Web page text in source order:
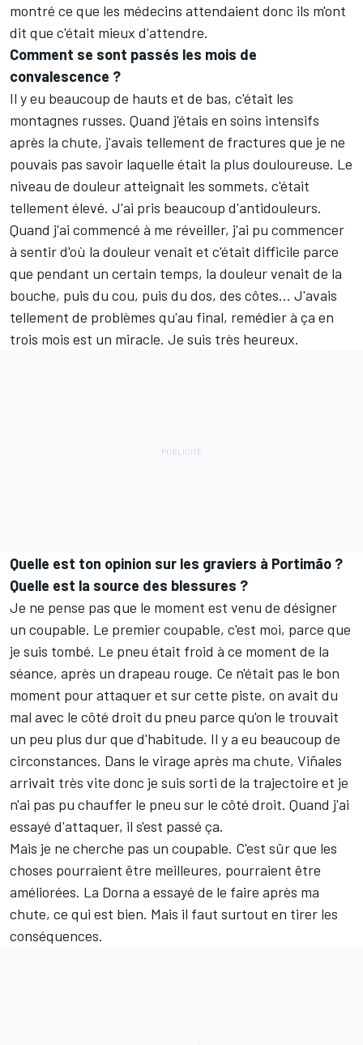
montré ce que les médecins attendaient donc ils m'ont
dit que c'était mieux d'attendre.
Comment se sont passés les mois de
convalescence ?
Il y eu beaucoup de hauts et de bas, c'était les
montagnes russes. Quand j'étais en soins intensifs
après la chute, j'avais tellement de fractures que je ne
pouvais pas savoir laquelle était la plus douloureuse. Le
niveau de douleur atteignait les sommets, c'était
tellement élevé. J'ai pris beaucoup d'antidouleurs.
Quand j'ai commencé à me réveiller, j'ai pu commencer
à sentir d'où la douleur venait et c'était difficile parce
que pendant un certain temps, la douleur venait de la
bouche, puis du cou, puis du dos, des côtes... J'avais
tellement de problèmes qu'au final, remédier à ça en
trois mois est un miracle. Je suis très heureux.
Quelle est ton opinion sur les graviers à Portimão ?
Quelle est la source des blessures ?
Je ne pense pas que le moment est venu de désigner
un coupable. Le premier coupable, c'est moi, parce que
je suis tombé. Le pneu était froid à ce moment de la
séance, après un drapeau rouge. Ce n'était pas le bon
moment pour attaquer et sur cette piste, on avait du
mal avec le côté droit du pneu parce qu'on le trouvait
un peu plus dur que d'habitude. Il y a eu beaucoup de
circonstances. Dans le virage après ma chute, Viñales
arrivait très vite donc je suis sorti de la trajectoire et je
n'ai pas pu chauffer le pneu sur le côté droit. Quand j'ai
essayé d'attaquer, il s'est passé ça.
Mais je ne cherche pas un coupable. C'est sûr que les
choses pourraient être meilleures, pourraient être
améliorées. La Dorna a essayé de le faire après ma
chute, ce qui est bien. Mais il faut surtout en tirer les
conséquences.